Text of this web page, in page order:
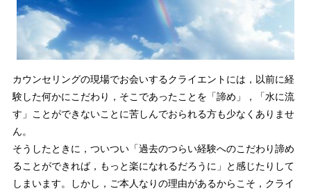
カウンセリングの現場でお会いするクライエントには，以前に経
験した何かにこだわり，そこであったことを「諦め」，「水に流
す」ことができないことに苦しんでおられる方も少なくありませ
ん。
そうしたときに，ついつい「過去のつらい経験へのこだわり諦め
ることができれば，もっと楽になれるだろうに」と感じたりして
しまいます。しかし，ご本人なりの理由があるからこそ，クライ